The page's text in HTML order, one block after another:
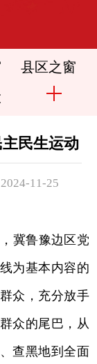
县区之窗
民生运动
11-25
冀鲁豫边区党
为基本内容的
众，充分放手
众的尾巴，从
查黑地到全面